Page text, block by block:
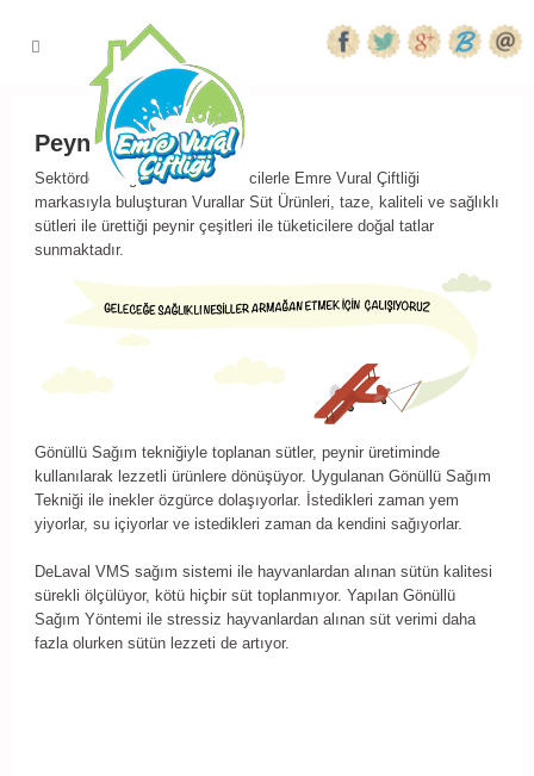
Peynir
Sektördeki bilgi birikimini tüketicilerle Emre Vural Çiftliği
markasıyla buluşturan Vurallar Süt Ürünleri, taze, kaliteli ve sağlıklı
sütleri ile ürettiği peynir çeşitleri ile tüketicilere doğal tatlar
sunmaktadır.
Gönüllü Sağım tekniğiyle toplanan sütler, peynir üretiminde
kullanılarak lezzetli ürünlere dönüşüyor. Uygulanan Gönüllü Sağım
Tekniği ile inekler özgürce dolaşıyorlar. İstedikleri zaman yem
yiyorlar, su içiyorlar ve istedikleri zaman da kendini sağıyorlar.
DeLaval VMS sağım sistemi ile hayvanlardan alınan sütün kalitesi
sürekli ölçülüyor, kötü hiçbir süt toplanmıyor. Yapılan Gönüllü
Sağım Yöntemi ile stressiz hayvanlardan alınan süt verimi daha
fazla olurken sütün lezzeti de artıyor.